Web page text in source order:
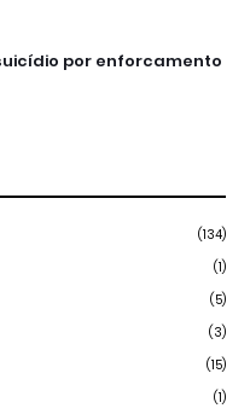
por enforcamento
(134)
(1)
(5)
(3)
(15)
(1)